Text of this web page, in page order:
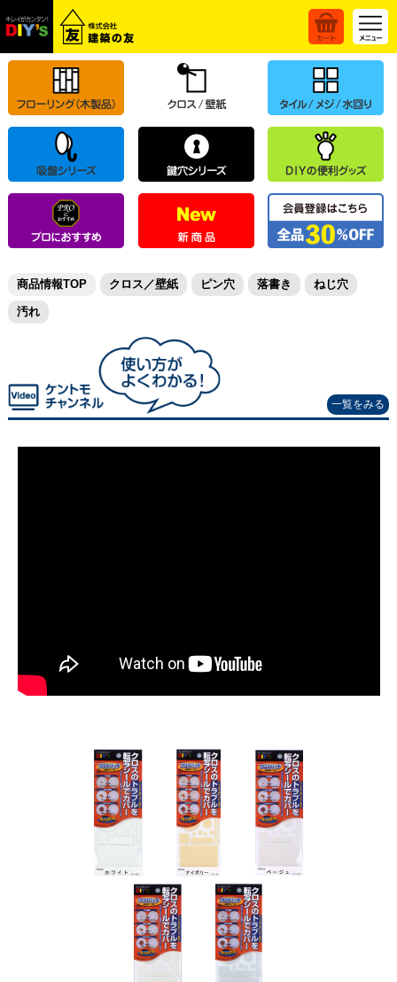
商品情報TOP クロス／壁紙 ピン穴 落書き ねじ穴
汚れ
一覧をみる